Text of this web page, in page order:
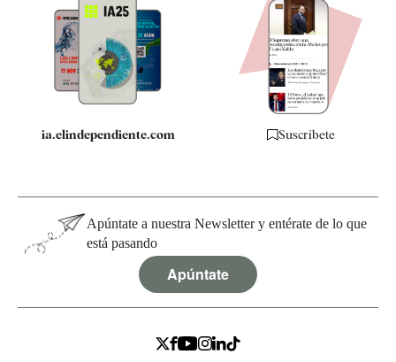
Quiénes somos
Especificaciones
ia.elindependiente.com Suscríbete
Apúntate a nuestra Newsletter y entérate de lo que
está pasando
Apúntate